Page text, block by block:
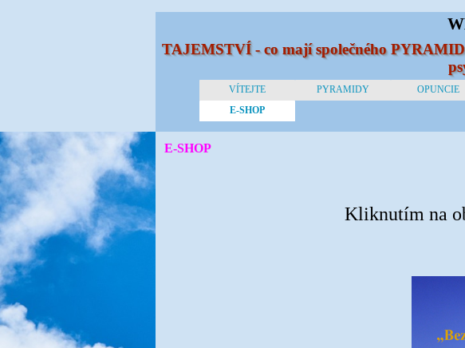
VÍTEJTE PYRAMIDY OPUNCIE
E-SHOP
TAJEMSTVÍ - co mají společného
E-SHOP
Kliknutím na